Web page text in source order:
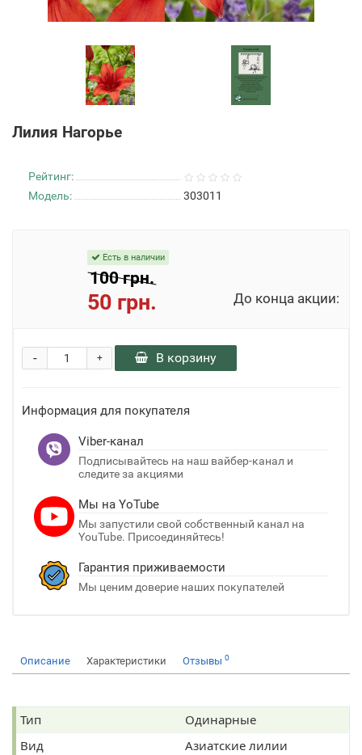
Лилия Нагорье
Рейтинг:
Модель:
303011
Есть в наличии
100 грн.
50 грн. До конца акции:
+
- В корзину
Информация для покупателя
Viber-канал
Подписывайтесь на наш вайбер-канал и
следите за акциями
Мы на YoTube
Мы запустили свой собственный канал на
YouTube. Присоединяйтесь!
Гарантия приживаемости
Мы ценим доверие наших покупателей
Описание Характеристики Отзывы 0
Тип
Одинарные
Вид
Азиатские лилии